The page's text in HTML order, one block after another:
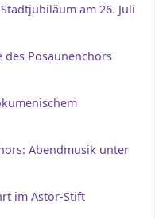
am 26. Juli
des Posaunenchors
Abendmusik unter
im Astor-Stift